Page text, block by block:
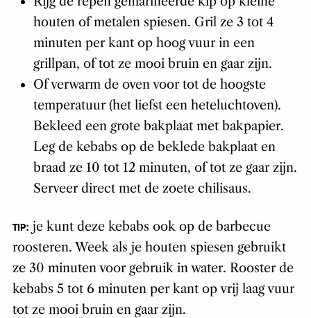
houten of metalen spiesen. Gril ze 3 tot 4
minuten per kant op hoog vuur in een
grillpan, of tot ze mooi bruin en gaar zijn.
Of verwarm de oven voor tot de hoogste
temperatuur (het liefst een heteluchtoven).
Bekleed een grote bakplaat met bakpapier.
Leg de kebabs op de beklede bakplaat en
braad ze 10 tot 12 minuten, of tot ze gaar zijn.
Serveer direct met de zoete chilisaus.
TIP: je kunt deze kebabs ook op de barbecue
roosteren. Week als je houten spiesen gebruikt
ze 30 minuten voor gebruik in water. Rooster de
kebabs 5 tot 6 minuten per kant op vrij laag vuur
tot ze mooi bruin en gaar zijn.